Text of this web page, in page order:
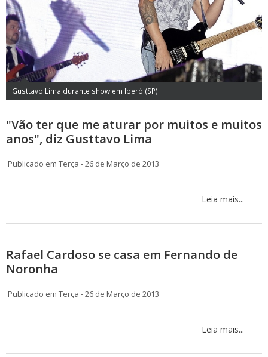
Gusttavo Lima durante show em Iperó (SP)
"Vão ter que me aturar por muitos e muitos
anos", diz Gusttavo Lima
Publicado em Terça - 26 de Março de 2013
Leia mais...
Rafael Cardoso se casa em Fernando de
Noronha
Publicado em Terça - 26 de Março de 2013
Leia mais...